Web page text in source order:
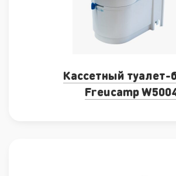
Кассетный туалет-
Freucamp